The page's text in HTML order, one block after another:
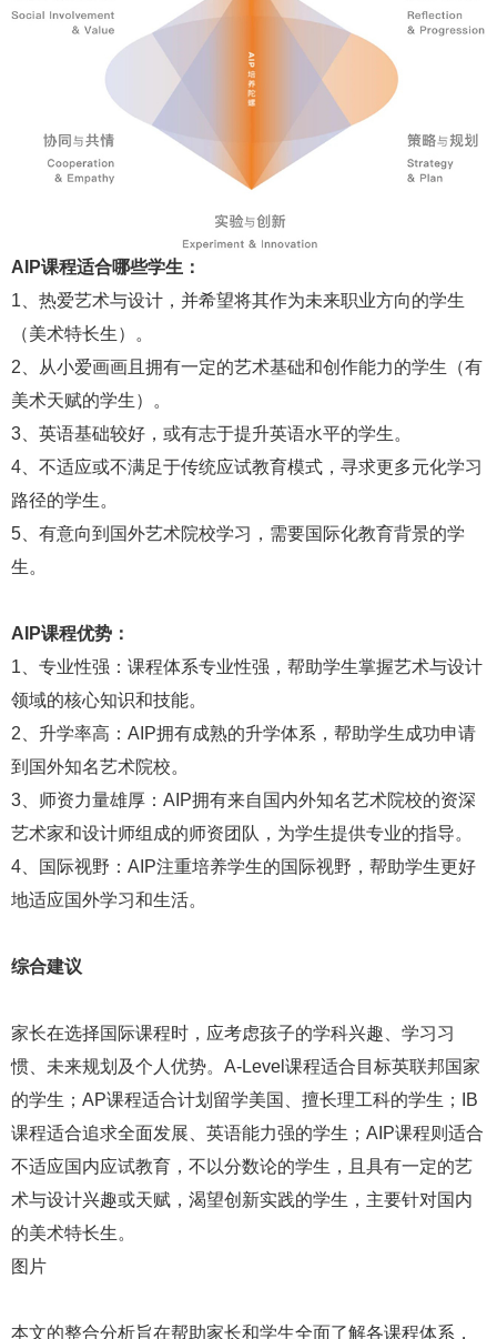
AIP课程适合哪些学生：
1、热爱艺术与设计，并希望将其作为未来职业方向的学生
（美术特长生）。
2、从小爱画画且拥有一定的艺术基础和创作能力的学生（有
美术天赋的学生）。
3、英语基础较好，或有志于提升英语水平的学生。
4、不适应或不满足于传统应试教育模式，寻求更多元化学习
路径的学生。
5、有意向到国外艺术院校学习，需要国际化教育背景的学
生。
AIP课程优势：
1、专业性强：课程体系专业性强，帮助学生掌握艺术与设计
领域的核心知识和技能。
2、升学率高：AIP拥有成熟的升学体系，帮助学生成功申请
到国外知名艺术院校。
3、师资力量雄厚：AIP拥有来自国内外知名艺术院校的资深
艺术家和设计师组成的师资团队，为学生提供专业的指导。
4、国际视野：AIP注重培养学生的国际视野，帮助学生更好
地适应国外学习和生活。
综合建议
家长在选择国际课程时，应考虑孩子的学科兴趣、学习习
惯、未来规划及个人优势。A-Level课程适合目标英联邦国家
的学生；AP课程适合计划留学美国、擅长理工科的学生；IB
课程适合追求全面发展、英语能力强的学生；AIP课程则适合
不适应国内应试教育，不以分数论的学生，且具有一定的艺
术与设计兴趣或天赋，渴望创新实践的学生，主要针对国内
的美术特长生。
图片
本文的整合分析旨在帮助家长和学生全面了解各课程体系，